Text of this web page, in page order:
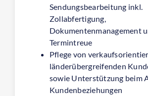
Sendungsbearbeitung inkl.
Zollabfertigung,
Dokumentenmanagement
Termintreue
Pflege von
länderübergreifenden
sowie Unterstützung beim
Kundenbeziehungen